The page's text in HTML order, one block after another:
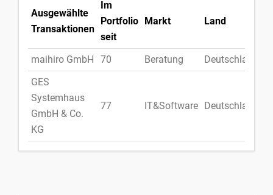
Ausgewählte
Transaktionen
Im
Portfolio
seit
Markt Land
maihiro GmbH 70 Beratung
Deutschland
GES
Systemhaus
GmbH & Co.
KG
77 IT&Software Deutschland